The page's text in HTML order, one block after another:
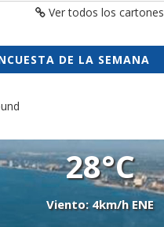
Ver todos los cartones
DE LA SEMANA
28°C
Viento: 4km/h ENE